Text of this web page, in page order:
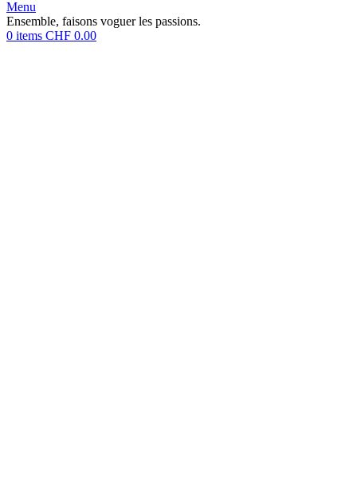
Menu
Ensemble, faisons voguer les passions.
0 items CHF 0.00